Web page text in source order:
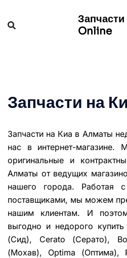
Запчасти
Online
Запчасти на
Запчасти на Киа в Алматы
нас в интернет-магазине.
оригинальные и
Алматы от ведущих
нашего города. Работая
поставщиками, мы можем
нашим клиентам. И
выгодно и недорого
(Сид), Cerato (Серато),
(Мохав), Optima (Оптима),